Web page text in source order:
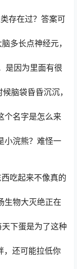
存在过？答案可
多长点神经元，
是因为里面有很
脑袋昏昏沉沉，
个名字是怎么来
小浣熊？难怪一
吃起来不像真的
物大灭绝正在
下蛋是为了这种
还可能拉低你